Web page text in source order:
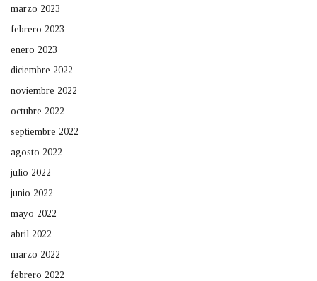
marzo 2023
febrero 2023
enero 2023
diciembre 2022
noviembre 2022
octubre 2022
septiembre 2022
agosto 2022
julio 2022
junio 2022
mayo 2022
abril 2022
marzo 2022
febrero 2022